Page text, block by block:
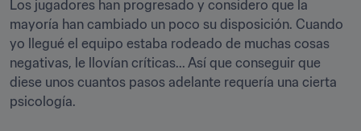
Los jugadores han progresado y considero que la
mayoría han cambiado un poco su disposición. Cuando
yo llegué el equipo estaba rodeado de muchas cosas
negativas, le llovían críticas... Así que conseguir que
diese unos cuantos pasos adelante requería una cierta
psicología.